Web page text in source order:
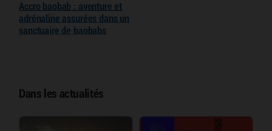
Accro baobab : aventure et
adrénaline assurées dans un
sanctuaire de baobabs
Dans les actualités